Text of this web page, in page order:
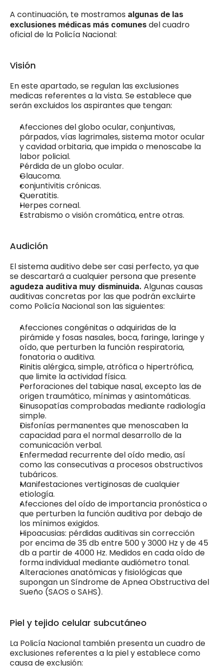
A continuación, te mostramos algunas de las
exclusiones médicas más comunes del cuadro
oficial de la Policía Nacional:
Visión
En este apartado, se regulan las exclusiones
medicas referentes a la vista. Se establece que
serán excluidos los aspirantes que tengan:
Afecciones del globo ocular, conjuntivas,
párpados, vías lagrimales, sistema motor ocular
y cavidad orbitaria, que impida o menoscabe la
labor policial.
Pérdida de un globo ocular.
Glaucoma.
conjuntivitis crónicas.
Queratitis.
Herpes corneal.
Estrabismo o visión cromática, entre otras.
Audición
El sistema auditivo debe ser casi perfecto, ya que
agudeza auditiva muy disminuida. Algunas causas
auditivas concretas por las que podrán excluirte
como Policía Nacional son las siguientes:
Afecciones congénitas o adquiridas de la
pirámide y fosas nasales, boca, faringe, laringe y
oído, que perturben la función respiratoria,
fonatoria o auditiva.
Rinitis alérgica, simple, atrófica o hipertrófica,
que limite la actividad física.
Perforaciones del tabique nasal, excepto las de
origen traumático, mínimas y asintomáticas.
Sinusopatías comprobadas mediante radiología
simple.
Disfonías permanentes que menoscaben la
capacidad para el normal desarrollo de la
comunicación verbal.
Enfermedad recurrente del oído medio, así
como las consecutivas a procesos obstructivos
tubáricos.
Manifestaciones vertiginosas de cualquier
etiología.
Afecciones del oído de importancia pronóstica o
que perturben la función auditiva por debajo de
los mínimos exigidos.
Hipoacusias: pérdidas auditivas sin corrección
por encima de 35 db entre 500 y 3000 Hz y de 45
db a partir de 4000 Hz. Medidos en cada oído de
forma individual mediante audiómetro tonal.
Alteraciones anatómicas y fisiológicas que
supongan un Síndrome de Apnea Obstructiva del
Sueño (SAOS o SAHS).
Piel y tejido celular subcutáneo
La Policía Nacional también presenta un cuadro de
exclusiones referentes a la piel y establece como
causa de exclusión: